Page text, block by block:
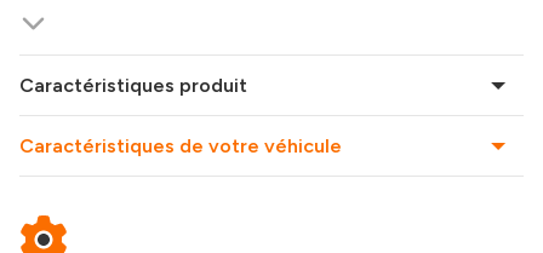
verre galva pour véhicule utilitaire Peugeot Boxer
L3H2 depuis 2006 sont espacés en moyenne de 500
mm. Pour protéger vos produits, des caoutchoucs
sertis ont été spécialement développés et
recouvrent les tubes. Le trottoir rabattable (base de
portage) d’une largeur de 200 mm se replie dans le
pupitre. Il ne crée aucune surépaisseur dans le bas du
d’appui caoutchoutés espacés de 500 mm, les
petits volumes peuvent également être
Caractéristiques produit
Caractéristiques de votre véhicule